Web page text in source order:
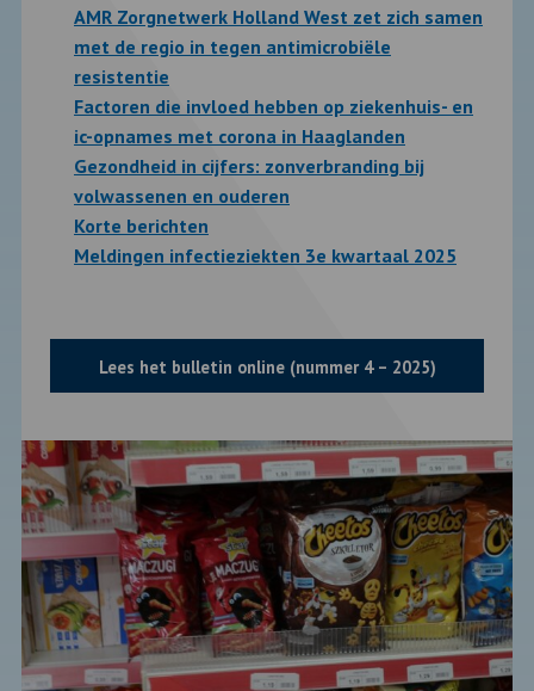
AMR Zorgnetwerk Holland West zet zich samen
met de regio in tegen antimicrobiële
resistentie
Factoren die invloed hebben op ziekenhuis- en
ic-opnames met corona in Haaglanden
Gezondheid in cijfers: zonverbranding bij
volwassenen en ouderen
Korte berichten
Meldingen infectieziekten 3e kwartaal 2025
Lees het bulletin online (nummer 4 – 2025)